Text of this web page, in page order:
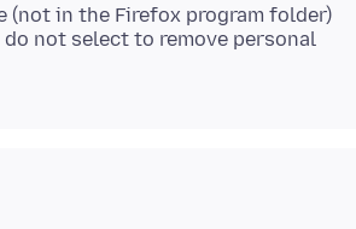
(not in the Firefox program folder)
not select to remove personal